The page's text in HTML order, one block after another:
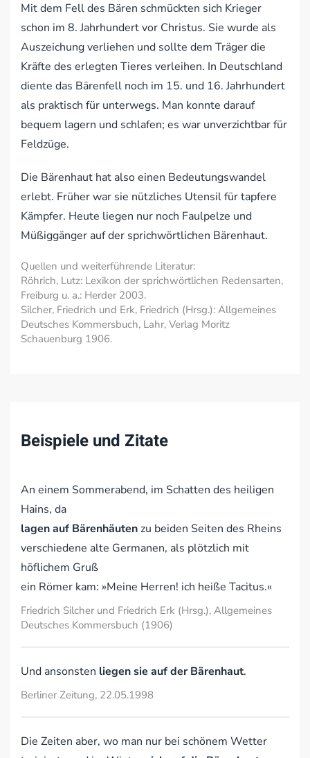
Mit dem Fell des Bären schmückten sich Krieger
schon im 8. Jahrhundert vor Christus. Sie wurde als
Auszeichung verliehen und sollte dem Träger die
Kräfte des erlegten Tieres verleihen. In Deutschland
diente das Bärenfell noch im 15. und 16. Jahrhundert
als praktisch für unterwegs. Man konnte darauf
bequem lagern und schlafen; es war unverzichtbar für
Feldzüge.
Die Bärenhaut hat also einen Bedeutungswandel
erlebt. Früher war sie nützliches Utensil für tapfere
Kämpfer. Heute liegen nur noch Faulpelze und
Müßiggänger auf der sprichwörtlichen Bärenhaut.
Quellen und weiterführende Literatur:
Röhrich, Lutz: Lexikon der sprichwörtlichen Redensarten,
Freiburg u. a.: Herder 2003.
Silcher, Friedrich und Erk, Friedrich (Hrsg.): Allgemeines
Deutsches Kommersbuch, Lahr, Verlag Moritz
Schauenburg 1906.
Beispiele und Zitate
An einem Sommerabend, im Schatten des heiligen
Hains, da
lagen auf Bärenhäutenzu beiden Seiten des Rheins
verschiedene alte Germanen, als plötzlich mit
höflichem Gruß
ein Römer kam: »Meine Herren! ich heiße Tacitus.«
Friedrich Silcher und Friedrich Erk (Hrsg.), Allgemeines
Deutsches Kommersbuch (1906)
Und ansonsten liegen sie auf der Bärenhaut.
Berliner Zeitung, 22.05.1998
Die Zeiten aber, wo man nur bei schönem Wetter